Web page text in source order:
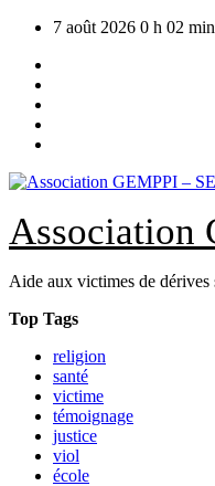
Skip
content
7 août 2026 0 h 02 min
Association
Aide aux victimes de
Top Tags
religion
santé
victime
témoignage
justice
viol
école